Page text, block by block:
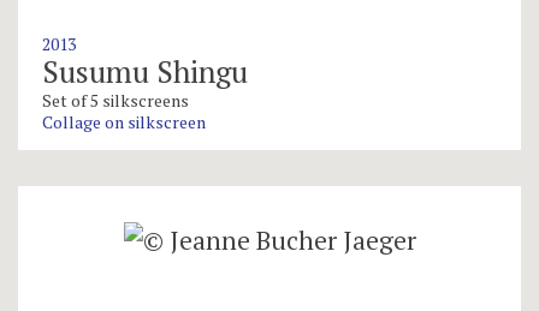
2013
Susumu Shingu
Set of 5 silkscreens
Collage on silkscreen